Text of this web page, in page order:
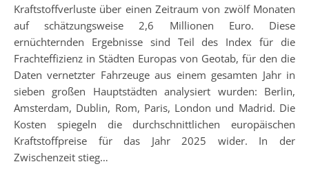
Kraftstoffverluste über einen Zeitraum von zwölf Monaten
auf schätzungsweise 2,6 Millionen Euro. Diese
ernüchternden Ergebnisse sind Teil des Index für die
Frachteffizienz in Städten Europas von Geotab, für den die
Daten vernetzter Fahrzeuge aus einem gesamten Jahr in
sieben großen Hauptstädten analysiert wurden: Berlin,
Amsterdam, Dublin, Rom, Paris, London und Madrid. Die
Kosten spiegeln die durchschnittlichen europäischen
Kraftstoffpreise für das Jahr 2025 wider. In der
Zwischenzeit stieg…